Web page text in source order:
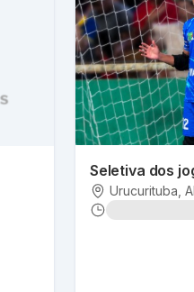
Seletiva dos
Urucurituba ,